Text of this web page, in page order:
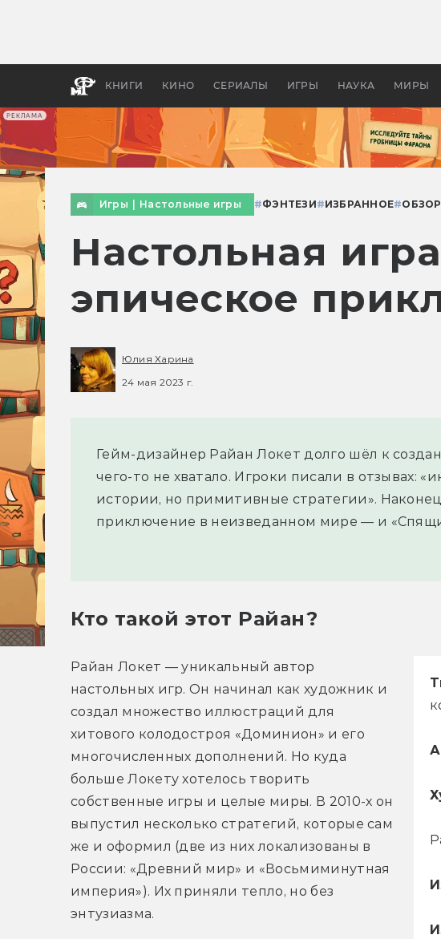
РЕКЛАМА
КНИГИ КИНО СЕРИАЛЫ ИГРЫ НАУКА МИРЫ
бы «Властелина
Игры Настольные игры #ФЭНТЕЗИ#ИЗБРАННОЕ#
Настольная
эпическое
Юлия Харина
24 мая 2023 г.
Гейм-дизайнер Райан Локет долго шёл к
чего-то не хватало. Игроки писали в отзывах:
истории, но примитивные стратегии».
приключение в неизведанном мире — и
Кто такой этот Райан?
Райан Локет — уникальный автор
настольных игр. Он начинал как художник и
создал множество иллюстраций для
хитового колодостроя «Доминион» и его
многочисленных дополнений. Но куда
больше Локету хотелось творить
собственные игры и целые миры. В 2010-х он
выпустил несколько стратегий, которые сам
же и оформил (две из них локализованы в
России: «Древний мир» и «Восьмиминутная
империя»). Их приняли тепло, но без
энтузиазма.